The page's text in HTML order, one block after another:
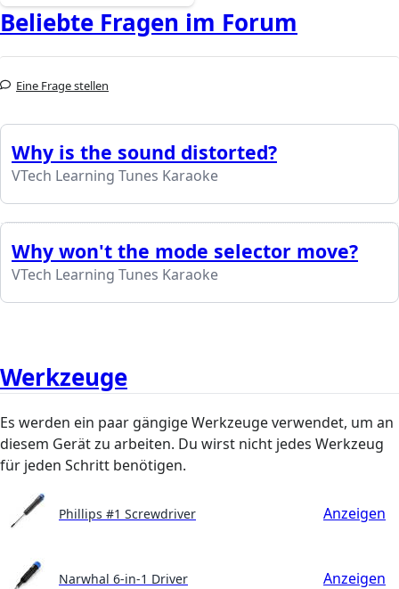
Beliebte Fragen im Forum
Eine Frage stellen
Why is the sound distorted?
VTech Learning Tunes Karaoke
Why won't the mode selector move?
VTech Learning Tunes Karaoke
Werkzeuge
Es werden ein paar gängige Werkzeuge verwendet, um an
diesem Gerät zu arbeiten. Du wirst nicht jedes Werkzeug
für jeden Schritt benötigen.
Phillips #1 Screwdriver Anzeigen
Narwhal 6-in-1 Driver Anzeigen